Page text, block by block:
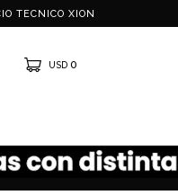
USD 0
TECNICO XION